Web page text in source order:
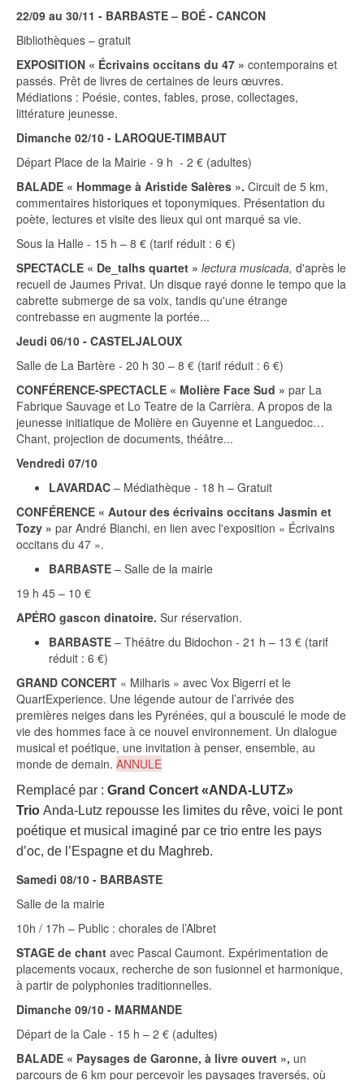
22/09 au 30/11 - BARBASTE – BOÉ - CANCON
Bibliothèques – gratuit
EXPOSITION « Écrivains occitans du 47 » contemporains et
passés. Prêt de livres de certaines de leurs œuvres.
Médiations : Poésie, contes, fables, prose, collectages,
littérature jeunesse.
Dimanche 02/10 - LAROQUE-TIMBAUT
Départ Place de la Mairie - 9 h - 2 € (adultes)
BALADE « Hommage à Aristide Salères ». Circuit de 5 km,
commentaires historiques et toponymiques. Présentation du
poète, lectures et visite des lieux qui ont marqué sa vie.
Sous la Halle - 15 h – 8 € (tarif réduit : 6 €)
SPECTACLE « De_talhs quartet » lectura musicada, d'après le
recueil de Jaumes Privat. Un disque rayé donne le tempo que la
cabrette submerge de sa voix, tandis qu'une étrange
contrebasse en augmente la portée...
Jeudi 06/10 - CASTELJALOUX
Salle de La Bartère - 20 h 30 – 8 € (tarif réduit : 6 €)
CONFÉRENCE-SPECTACLE « Molière Face Sud » par La
Fabrique Sauvage et Lo Teatre de la Carrièra. A propos de la
jeunesse initiatique de Molière en Guyenne et Languedoc…
Chant, projection de documents, théâtre...
Vendredi 07/10
LAVARDAC – Médiathèque - 18 h – Gratuit
CONFÉRENCE « Autour des écrivains occitans Jasmin et
Tozy » par André Bianchi, en lien avec l'exposition « Écrivains
occitans du 47 ».
BARBASTE – Salle de la mairie
19 h 45 – 10 €
APÉRO gascon dinatoire. Sur réservation.
BARBASTE – Théâtre du Bidochon - 21 h – 13 € (tarif
réduit : 6 €)
GRAND CONCERT « Milharis » avec Vox Bigerri et le
QuartExperience. Une légende autour de l’arrivée des
premières neiges dans les Pyrénées, qui a bousculé le mode de
vie des hommes face à ce nouvel environnement. Un dialogue
musical et poétique, une invitation à penser, ensemble, au
monde de demain. ANNULE
Remplacé par : Grand Concert «ANDA-LUTZ»
Trio Anda-Lutz repousse les limites du rêve, voici le pont
poétique et musical imaginé par ce trio entre les pays
d’oc, de l’Espagne et du Maghreb.
Samedi 08/10 - BARBASTE
Salle de la mairie
10h / 17h – Public : chorales de l’Albret
STAGE de chant avec Pascal Caumont. Expérimentation de
placements vocaux, recherche de son fusionnel et harmonique,
à partir de polyphonies traditionnelles.
Dimanche 09/10 - MARMANDE
Départ de la Cale - 15 h – 2 € (adultes)
BALADE « Paysages de Garonne, à livre ouvert », un
parcours de 6 km pour percevoir les paysages traversés, où